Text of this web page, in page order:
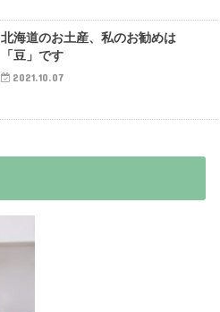
北海道のお土産、私のお勧めは
「豆」です
2021.10.07